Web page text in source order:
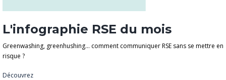
L'infographie RSE du mois
Greenwashing, greenhushing… comment communiquer RSE sans se mettre en
risque ?
Découvrez